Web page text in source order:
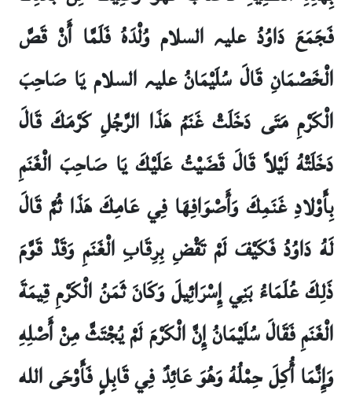
فَجَمَعَ دَاوُدُ علیہ السلام وُلْدَهُ فَلَمَّا أَنْ قَصَّ
الْخَصْمَانِ قَالَ سُلَيْمَانُ علیہ السلام يَا صَاحِبَ
الْكَرْمِ مَتَى دَخَلَتْ غَنَمُ هَذَا الرَّجُلِ كَرْمَكَ قَالَ
دَخَلَتْهُ لَيْلاً قَالَ قَضَيْتُ عَلَيْكَ يَا صَاحِبَ الْغَنَمِ
بِأَوْلادِ غَنَمِكَ وَأَصْوَافِهَا فِي عَامِكَ هَذَا ثُمَّ قَالَ
لَهُ دَاوُدُ فَكَيْفَ لَمْ تَقْضِ بِرِقَابِ الْغَنَمِ وَقَدْ قَوَّمَ
ذَلِكَ عُلَمَاءُ بَنِي إِسْرَائِيلَ وَكَانَ ثَمَنُ الْكَرْمِ قِيمَةَ
الْغَنَمِ فَقَالَ سُلَيْمَانُ إِنَّ الْكَرْمَ لَمْ يُجْتَثَّ مِنْ أَصْلِهِ
وَإِنَّمَا أُكِلَ حِمْلُهُ وَهُوَ عَائِدٌ فِي قَابِلٍ فَأَوْحَى الله